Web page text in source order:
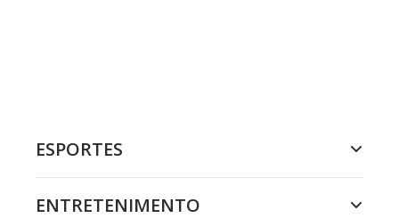
ESPORTES
ENTRETENIMENTO